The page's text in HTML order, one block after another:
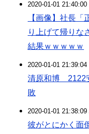
2020-01-01
【画像】社長
り上げて帰りな
結果ｗｗｗｗｗ
2020-01-01
清原和博
敗
2020-01-01 21:38:09
彼がとにかく面